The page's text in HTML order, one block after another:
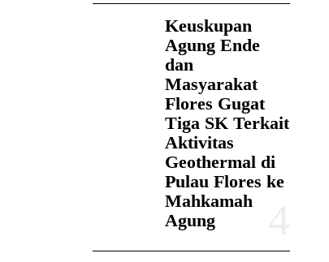
Keuskupan
Agung Ende
dan
Masyarakat
Flores Gugat
Tiga SK Terkait
Aktivitas
Geothermal di
Pulau Flores ke
Mahkamah
Agung